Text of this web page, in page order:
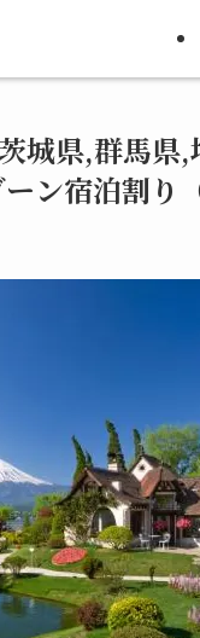
城県,群馬
ン宿泊割り